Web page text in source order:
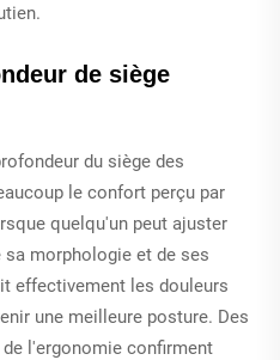
de siège
du siège des
le confort perçu par
quelqu'un peut ajuster
morphologie et de ses
effectivement les douleurs
une meilleure posture. Des
l'ergonomie confirment